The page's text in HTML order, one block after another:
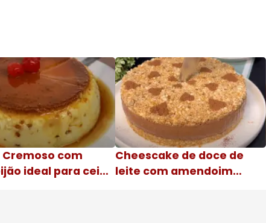
Cremoso com
ideal para ceia
Cheescake de doce de
leite com amendoim